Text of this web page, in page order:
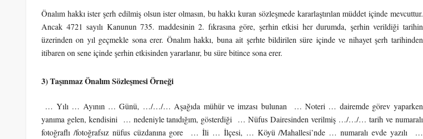
Önalım hakkı ister şerh edilmiş olsun ister olmasın, bu hakkı kuran sözleşmede kararlaştırılan müddet içinde mevcuttur.
Ancak 4721 sayılı Kanunun 735. maddesinin 2. fıkrasına göre, şerhin etkisi her durumda, şerhin verildiği tarihin
üzerinden on yıl geçmekle sona erer. Önalım hakkı, buna ait şerhte bildirilen süre içinde ve nihayet şerh tarihinden
itibaren on sene içinde şerhin etkisinden yararlanır, bu süre bitince sona erer.
3) Taşınmaz Önalım Sözleşmesi Örneği
… Yılı … Ayının … Günü, …/…/… Aşağıda mühür ve imzası bulunan … Noteri … dairemde görev yaparken
yanıma gelen, kendisini … nedeniyle tanıdığım, gösterdiği … Nüfus Dairesinden verilmiş …/…/… tarih ve numaralı
fotoğraflı /fotoğrafsız nüfus cüzdanına gore … İli … İlçesi, … Köyü /Mahallesi’nde … numaralı evde yazılı …